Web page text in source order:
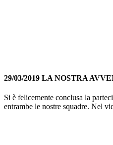
29/03/2019 LA NOSTRA
Si è felicemente conclusa la
entrambe le nostre squadre. Nel